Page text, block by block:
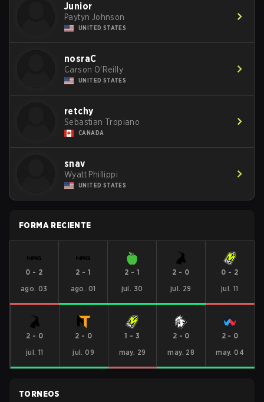
Junior
Paytyn Johnson
UNITED STATES
nosraC
Carson O'Reilly
UNITED STATES
retchy
Sebastian Tropiano
CANADA
snav
Wyatt Phillippi
UNITED STATES
FORMA RECIENTE
0 - 2
ago. 03
2 - 1
ago. 01
2 - 1
jul. 30
2 - 0
jul. 29
0 - 2
jul. 11
2 - 0
jul. 11
2 - 0
jul. 09
1 - 3
may. 29
2 - 0
may. 28
2- 0
may. 04
TORNEOS